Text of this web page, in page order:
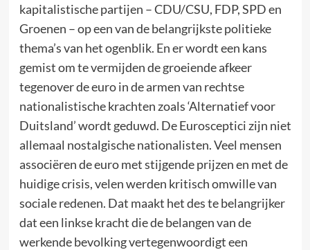
kapitalistische partijen – CDU/CSU, FDP, SPD en
Groenen – op een van de belangrijkste politieke
thema’s van het ogenblik. En er wordt een kans
gemist om te vermijden de groeiende afkeer
tegenover de euro in de armen van rechtse
nationalistische krachten zoals ‘Alternatief voor
Duitsland’ wordt geduwd. De Eurosceptici zijn niet
allemaal nostalgische nationalisten. Veel mensen
associëren de euro met stijgende prijzen en met de
huidige crisis, velen werden kritisch omwille van
sociale redenen. Dat maakt het des te belangrijker
dat een linkse kracht die de belangen van de
werkende bevolking vertegenwoordigt een